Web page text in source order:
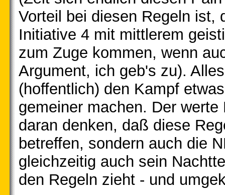
Vorteil bei diesen Regeln ist,
Initiative 4 mit mittlerem
zum Zuge kommen, wenn
Argument, ich geb's zu).
(hoffentlich) den Kampf
gemeiner machen. Der
daran denken, daß diese
betreffen, sondern auch die
gleichzeitig auch sein
den Regeln zieht - und